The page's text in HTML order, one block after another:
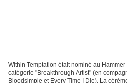
Within Temptation était nominé au
catégorie "Breakthrough Artist" (en
Bloodsimple et Every Time I Die). La